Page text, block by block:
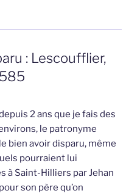
: Lescoufflier,
2 ans que je fais des
le patronyme
bien avoir disparu, même
pourraient lui
à Saint-Hilliers par Jehan
son père qu’on